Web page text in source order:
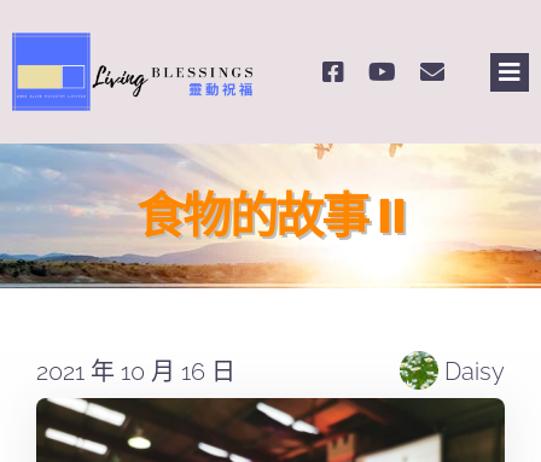
to
content
關於我們
奉獻支持
課程報名
Search
食物的故事 II
2021 年 10 月 16 日 Daisy